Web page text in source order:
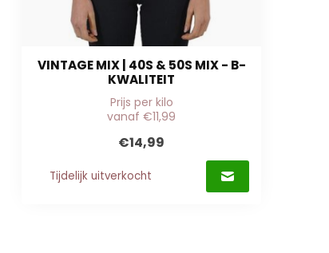
VINTAGE MIX | 40S & 50S MIX - B-
KWALITEIT
Prijs per kilo
vanaf €11,99
€14,99
Tijdelijk uitverkocht